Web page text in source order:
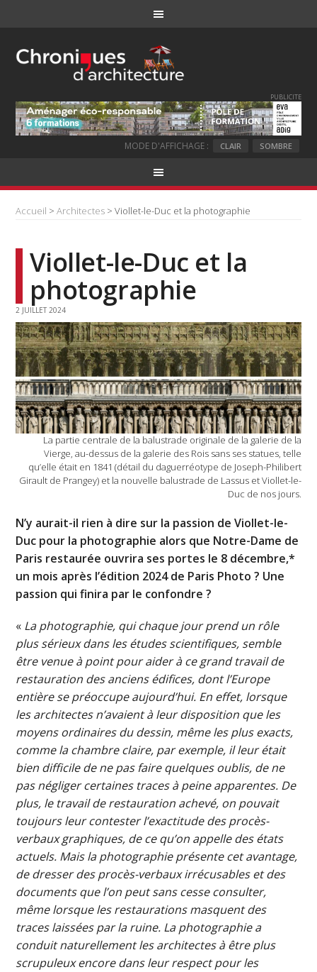
PUBLICITE
MODE D'AFFICHAGE : CLAIR SOMBRE
Accueil >Architectes > Viollet-le-Duc et la photographie
Viollet-le-Duc et la
photographie
2 JUILLET 2024
La partie centrale de la balustrade originale de la galerie de la
Vierge, au-dessus de la galerie des Rois sans ses statues, telle
qu’elle était en 1841 (détail du daguerréotype de Joseph-Philibert
Girault de Prangey) et la nouvelle balustrade de Lassus et Viollet-le-
Duc de nos jours.
N’y aurait-il rien à dire sur la passion de Viollet-le-
Duc pour la photographie alors que Notre-Dame de
Paris restaurée ouvrira ses portes le 8 décembre,*
un mois après l’édition 2024 de Paris Photo ? Une
passion qui finira par le confondre ?
« La photographie, qui chaque jour prend un rôle
plus sérieux dans les études scientifiques, semble
être venue à point pour aider à ce grand travail de
restauration des anciens édifices, dont l’Europe
entière se préoccupe aujourd’hui. En effet, lorsque
les architectes n’avaient à leur disposition que les
moyens ordinaires du dessin, même les plus exacts,
comme la chambre claire, par exemple, il leur était
bien difficile de ne pas faire quelques oublis, de ne
pas négliger certaines traces à peine apparentes. De
plus, le travail de restauration achevé, on pouvait
toujours leur contester l’exactitude des procès-
verbaux graphiques, de ce qu’on appelle des états
actuels. Mais la photographie présente cet avantage,
de dresser des procès-verbaux irrécusables et des
documents que l’on peut sans cesse consulter,
même lorsque les restaurations masquent des
traces laissées par la ruine. La photographie a
conduit naturellement les architectes à être plus
scrupuleux encore dans leur respect pour les